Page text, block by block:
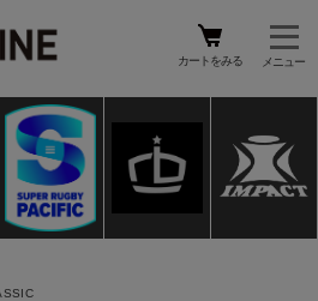
カートをみる